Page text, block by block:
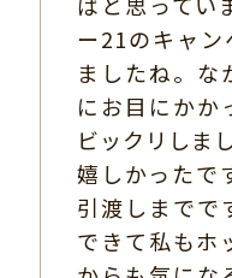
ー21のキャン
ましたね。な
にお目にかか
ビックリしま
嬉しかったで
引渡しまでで
できて私もホ